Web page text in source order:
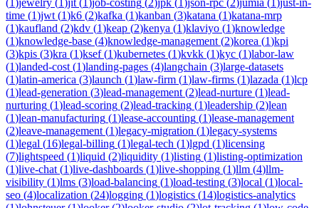
time (1)jwt (1)k6 (2)kafka (1)kanban (3)katana (1)katana-mrp
(1)kaufland (2)kdv (1)keap (2)kenya (1)klaviyo (1)knowledge
(1)knowledge-base (4)knowledge-management (2)korea (1)kpi
(3)kpis (3)kra (1)ksef(1)kubernetes (1)kvkk (1)kyc (1)labor-law
(1)landed-cost (1)landing-pages (4)langchain (3)large-datasets
(1)latin-america (3)launch (1)law-firm (1)law-firms (1)lazada (1)lcp
(1)lead-generation (3)lead-management (2)lead-nurture (1)lead-
nurturing (1)lead-scoring (2)lead-tracking (1)leadership (2)lean
(1)lean-manufacturing (1)lease-accounting (1)lease-management
(2)leave-management (1)legacy-migration (1)legacy-systems
(1)legal (16)legal-billing (1)legal-tech (1)lgpd (1)licensing
(7)lightspeed (1)liquid (2)liquidity (1)listing (1)listing-optimization
(1)live-chat (1)live-dashboards (1)live-shopping (1)llm (4)llm-
visibility (1)lms (3)load-balancing (1)load-testing (3)local (1)local-
seo (4)localization (24)logging (1)logistics (14)logistics-analytics